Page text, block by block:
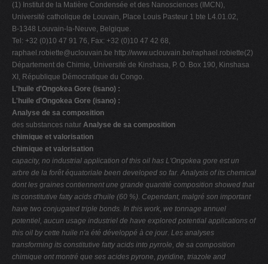
O
P
Q
R
S
T
U
V
W
X
Y
Z
0-9
(1) Institut de la Matière Condensée et des Nanosciences (IMCN),
Université catholique de Louvain, Place Louis Pasteur 1 bte L4.01.02,
B-1348 Louvain-la-Neuve, Belgique.
Tel: +32 (0)10 47 91 76, Fax: +32 (0)10 47 42 68,
raphael.robiette@uclouvain.be http://www.uclouvain.be/raphael.robiette(2)
Département de Chimie, Université de Kinshasa, P. O. Box 190, Kinshasa
XI, République Démocratique du Congo.
L'huile d'Ongokea Gore (isano) :
L'huile d'Ongokea Gore (isano) :
Analyse de sa composition
des substances natur Analyse de sa composition
chimique et valorisation
chimique et valorisation
capacity, no industrial application of this oil has L'Ongokea gore est un
arbre de la forêt équatoriale been developed so far. Analysis of its chemical
dont les graines contiennent une grande quantité composition showed that
its constitutive fatty acids d'huile (60 %). Cependant, malgré son important
have two conjugated triple bonds. In this work, we tonnage annuel
potentiel, aucun usage industriel de have explored potential applications of
this oil bycette huile n'a été développé à ce jour. Les analyses
transforming its constitutive fatty acids into pyrrole, de sa composition
chimique ont montré que ses acides pyrone, pyridine, triazole and